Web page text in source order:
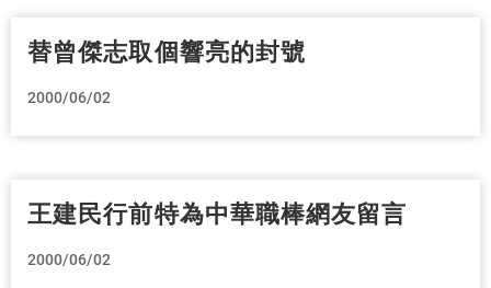
替曾傑志取個響亮的封號
2000/06/02
王建民行前特為中華職棒網友留言
2000/06/02